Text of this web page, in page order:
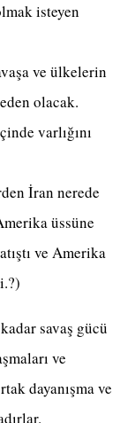
isteyen
ve ülkelerin
olacak.
varlığını
İran nerede
üssüne
ve Amerika
savaş gücü
ve
dayanışma ve